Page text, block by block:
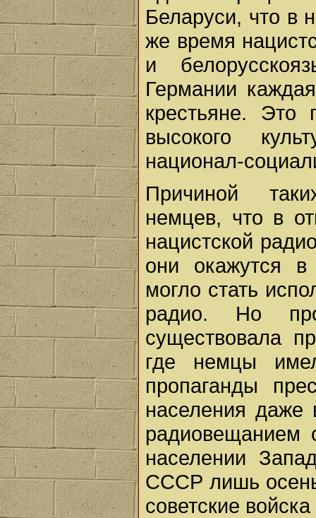
Беларуси, что в
же время
и
Германии
крестьяне. Это
высокого
национал-
Причиной
немцев, что в
нацистской
они окажутся
могло стать
радио. Но
существовала
где немцы
пропаганды
населения даже
радиовещанием
населении
СССР лишь
советские